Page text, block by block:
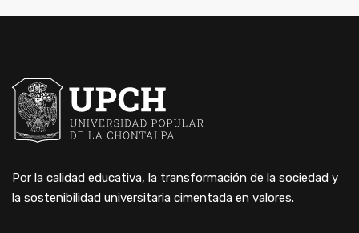
Por la calidad educativa, la transformación de la sociedad y
la sostenibilidad universitaria cimentada en valores.